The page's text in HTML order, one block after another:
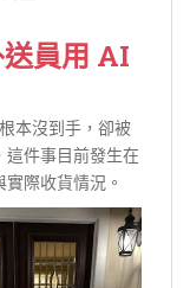
員用 AI
本沒到手，卻被
這件事目前發生在
際收貨情況。